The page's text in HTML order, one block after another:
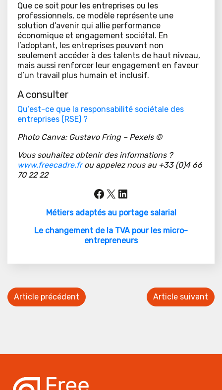
Que ce soit pour les entreprises ou les
professionnels, ce modèle représente une
solution d’avenir qui allie performance
économique et engagement sociétal. En
l’adoptant, les entreprises peuvent non
seulement accéder à des talents de haut niveau,
mais aussi renforcer leur engagement en faveur
d’un travail plus humain et inclusif.
A consulter
Qu’est-ce que la responsabilité sociétale des
entreprises (RSE) ?
Photo Canva: Gustavo Fring – Pexels ©
Vous souhaitez obtenir des informations ?
www.freecadre.frou appelez nous au +33 (0)4 66
70 22 22
Facebook
X LinkedIn
Métiers adaptés au portage salarial
Le changement de la TVA pour les micro-
entrepreneurs
Article précédent Article suivant